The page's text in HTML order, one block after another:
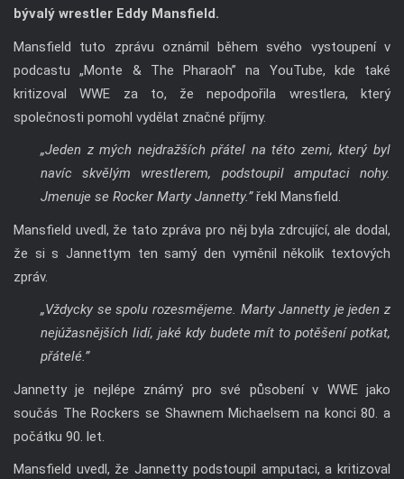
bývalý wrestler Eddy Mansfield.
Mansfield tuto zprávu oznámil během svého vystoupení v
podcastu „Monte & The Pharaoh” na YouTube, kde také
kritizoval WWE za to, že nepodpořila wrestlera, který
společnosti pomohl vydělat značné příjmy.
„Jeden z mých nejdražších přátel na této zemi, který byl
navíc skvělým wrestlerem, podstoupil amputaci nohy.
Jmenuje se Rocker Marty Jannetty.”řekl Mansfield.
Mansfield uvedl, že tato zpráva pro něj byla zdrcující, ale dodal,
že si s Jannettym ten samý den vyměnil několik textových
zpráv.
„Vždycky se spolu rozesmějeme. Marty Jannetty je jeden z
nejúžasnějších lidí, jaké kdy budete mít to potěšení potkat,
přátelé.”
Jannetty je nejlépe známý pro své působení v WWE jako
součás The Rockers se Shawnem Michaelsem na konci 80. a
počátku 90. let.
Mansfield uvedl, že Jannetty podstoupil amputaci, a kritizoval